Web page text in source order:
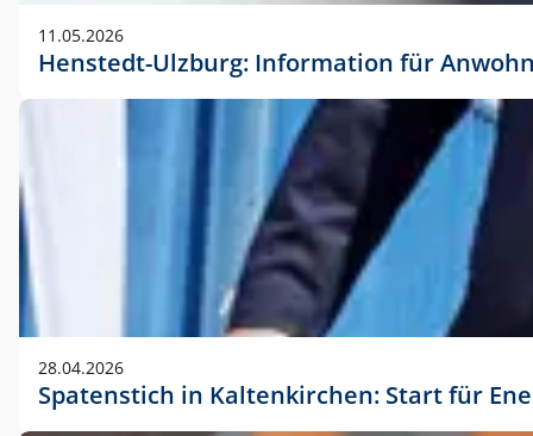
11.05.2026
Henstedt-Ulzburg: Information für
28.04.2026
Spatenstich in Kaltenkirchen: Start für